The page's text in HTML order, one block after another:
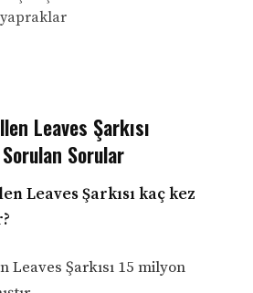
yapraklar
Leaves Şarkısı
Sorular
Leaves Şarkısı kaç kez
Leaves Şarkısı 15 milyon